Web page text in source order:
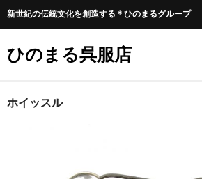
新世紀の伝統文化を創造する＊ひのまるグループ
ひのまる呉服店
ホーム
ホイッスル